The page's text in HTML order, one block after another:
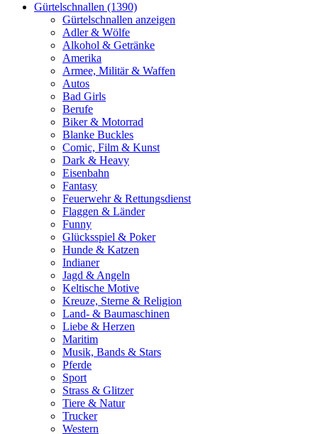
Gürtelschnallen (1390)
Gürtelschnallen anzeigen
Adler & Wölfe
Alkohol & Getränke
Amerika
Armee, Militär & Waffen
Autos
Bad Girls
Berufe
Biker & Motorrad
Blanke Buckles
Comic, Film & Kunst
Dark & Heavy
Eisenbahn
Fantasy
Feuerwehr & Rettungsdienst
Flaggen & Länder
Funny
Glücksspiel & Poker
Hunde & Katzen
Indianer
Jagd & Angeln
Keltische Motive
Kreuze, Sterne & Religion
Land- & Baumaschinen
Liebe & Herzen
Maritim
Musik, Bands & Stars
Pferde
Sport
Strass & Glitzer
Tiere & Natur
Trucker
Western